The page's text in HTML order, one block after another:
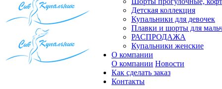
Детская коллекция
Купальники для девочек
Плавки и шорты для
РАСПРОДАЖА
Купальники женские
О компании
О компании Новости
Как сделать заказ
Контакты